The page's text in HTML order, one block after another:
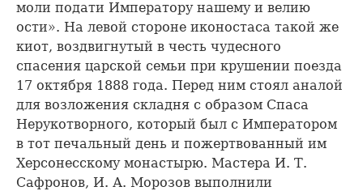
моли подати Императору нашему и велию
ости». На левой стороне иконостаса такой же
киот, воздвигнутый в честь чудесного
спасения царской семьи при крушении поезда
17 октября 1888 года. Перед ним стоял аналой
для возложения складня с образом Спаса
Нерукотворного, который был с Императором
в тот печальный день и пожертвованный им
Херсонесскому монастырю. Мастера И. Т.
Сафронов, И. А. Морозов выполнили